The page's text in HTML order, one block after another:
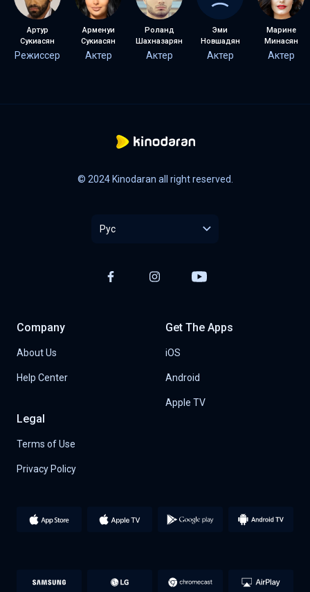
Артур
Сукиасян
Режиссер
Арменуи
Сукиасян
Актер
Роланд
Шахназарян
Актер
Эми
Новшадян
Актер
Марине
Минасян
Актер
© 2024 Kinodaran all right reserved.
Рус
Company
About Us
Help Center
Get The Apps
iOS
Android
Apple TV
Legal
Terms of Use
Privacy Policy